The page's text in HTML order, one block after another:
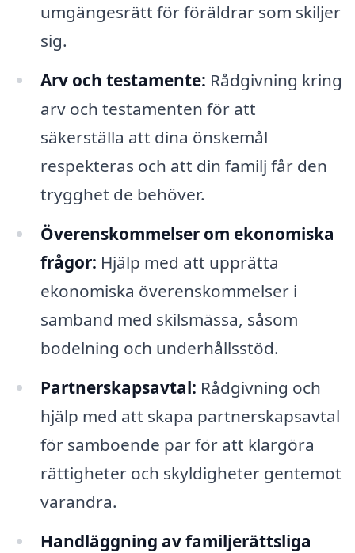
umgängesrätt för föräldrar som skiljer
sig.
Arv och testamente: Rådgivning kring
arv och testamenten för att
säkerställa att dina önskemål
respekteras och att din familj får den
trygghet de behöver.
Överenskommelser om ekonomiska
frågor: Hjälp med att upprätta
ekonomiska överenskommelser i
samband med skilsmässa, såsom
bodelning och underhållsstöd.
Partnerskapsavtal: Rådgivning och
hjälp med att skapa partnerskapsavtal
för samboende par för att klargöra
rättigheter och skyldigheter gentemot
varandra.
Handläggning av familjerättsliga